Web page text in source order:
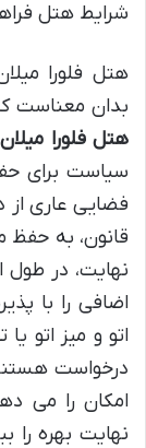
شرایط هتل
هتل فلورا
بدان معناست
هتل فلورا میلان
سیاست برای
فضایی عاری از
قانون، به حفظ
نهایت، در طول
اضافی را با
اتو و میز اتو
درخواست
امکان را می
نهایت بهره را